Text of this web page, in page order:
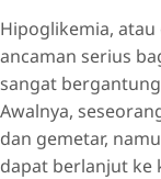
Hipoglikemia,
ancaman serius
sangat
Awalnya,
dan gemetar,
dapat berlanjut ke